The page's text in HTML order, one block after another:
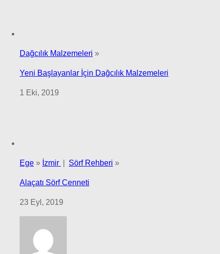
Dağcılık Malzemeleri »
Yeni Başlayanlar İçin Dağcılık Malzemeleri
1 Eki, 2019
Ege » İzmir Sörf Rehberi »
Alaçatı Sörf Cenneti
23 Eyl, 2019